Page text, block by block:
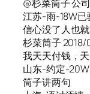
@杉菜筒子 公
江苏-雨-18W已
信心没了人也
杉菜筒子
我天天付钱，
山东-约定-
筒子讲两句